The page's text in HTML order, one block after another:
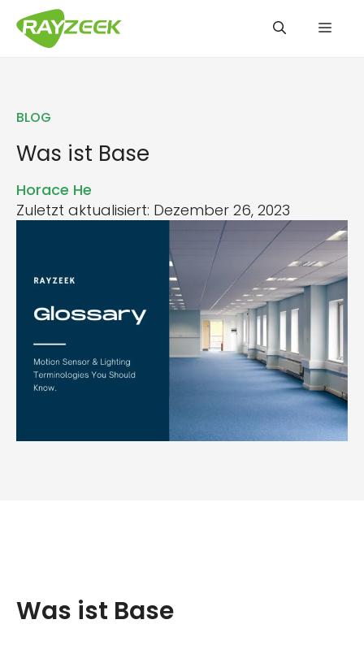
Inhalt
BLOG
Was ist Base
Horace He
Zuletzt aktualisiert: Dezember 26, 2023
Was ist Base